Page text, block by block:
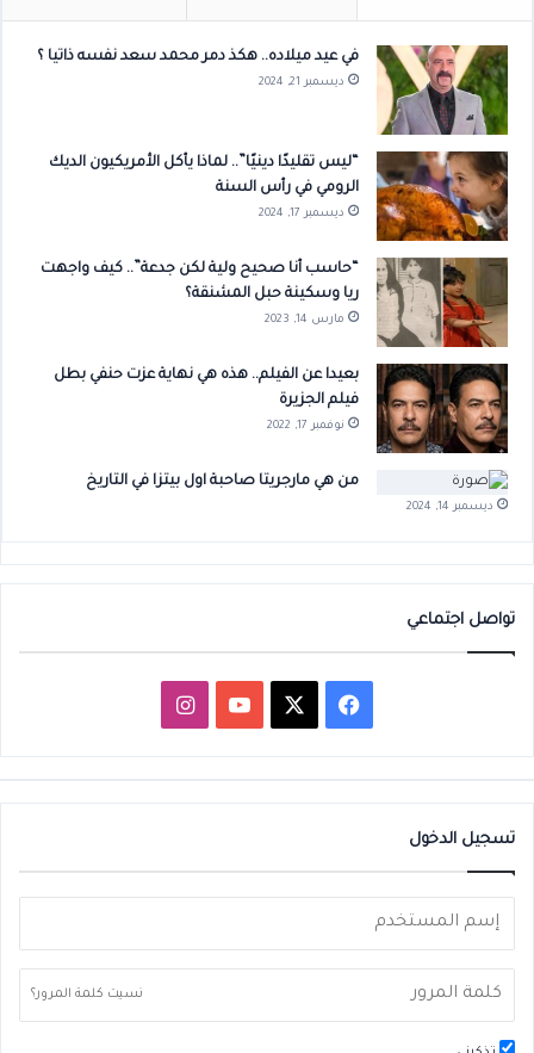
في عيد ميلاده.. هكذ دمر محمد سعد نفسه ذاتيا ؟
ديسمبر 21, 2024
“ليس تقليدًا دينيًا”.. لماذا يأكل الأمريكيون الديك
الرومي في رأس السنة
ديسمبر 17, 2024
“حاسب أنا صحيح ولية لكن جدعة”.. كيف واجهت
ريا وسكينة حبل المشنقة؟
مارس 14, 2023
بعيدا عن الفيلم.. هذه هي نهاية عزت حنفي بطل
فيلم الجزيرة
نوفمبر 17, 2022
من هي مارجريتا صاحبة اول بيتزا في التاريخ
ديسمبر 14, 2024
تواصل اجتماعي
فيسبوك ‫YouTubeانستقرام
تسجيل الدخول
نسيت كلمة المرور؟